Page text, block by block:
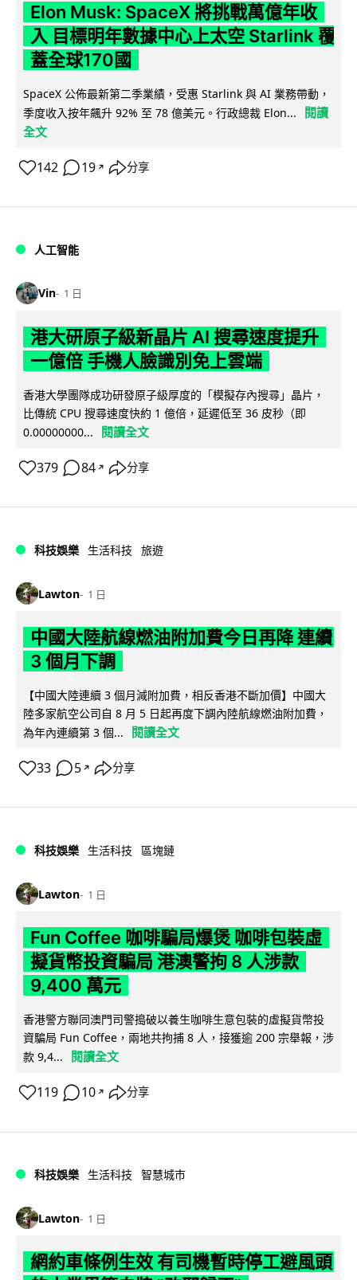
Elon Musk: SpaceX 將挑戰萬億年收
入 目標明年數據中心上太空 Starlink 覆
蓋全球170國
SpaceX 公佈最新第二季業績，受惠 Starlink 與 AI 業務帶動，
季度收入按年飆升 92% 至 78 億美元。行政總裁 Elon...
閱讀
全文
142 19 ↗ 分享
人工智能
Vin 1 日
港大研原子級新晶片 AI 搜尋速度提升
一億倍 手機人臉識別免上雲端
香港大學團隊成功研發原子級厚度的「模擬存內搜尋」晶片，
比傳統 CPU 搜尋速度快約 1 億倍，延遲低至 36 皮秒（即
0.00000000...
閱讀全文
379 84 ↗ 分享
科技娛樂 生活科技 旅遊
Lawton 1 日
中國大陸航線燃油附加費今日再降 連續
3 個月下調
【中國大陸連續 3 個月減附加費，相反香港不斷加價】中國大
陸多家航空公司自 8 月 5 日起再度下調內陸航線燃油附加費，
為年內連續第 3 個...
閱讀全文
33 5 ↗ 分享
科技娛樂 生活科技 區塊鏈
Lawton 1 日
Fun Coffee 咖啡騙局爆煲 咖啡包裝虛
擬貨幣投資騙局 港澳警拘 8 人涉款
9,400 萬元
香港警方聯同澳門司警搗破以養生咖啡生意包裝的虛擬貨幣投
資騙局 Fun Coffee，兩地共拘捕 8 人，接獲逾 200 宗舉報，涉
款 9,4...
閱讀全文
119 10 ↗ 分享
科技娛樂 生活科技 智慧城市
Lawton 1 日
網約車條例生效 有司機暫時停工避風頭